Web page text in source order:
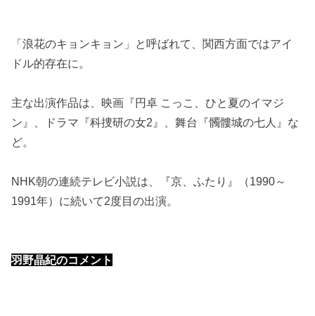
「浪花のキョンキョン」と呼ばれて、関西方面ではアイ
ドル的存在に。
主な出演作品は、映画『円卓 こっこ、ひと夏のイマジ
ン』、ドラマ『科捜研の女2』、舞台『髑髏城の七人』な
ど。
NHK朝の連続テレビ小説は、『京、ふたり』（1990～
1991年）に続いて2度目の出演。
羽野晶紀のコメント